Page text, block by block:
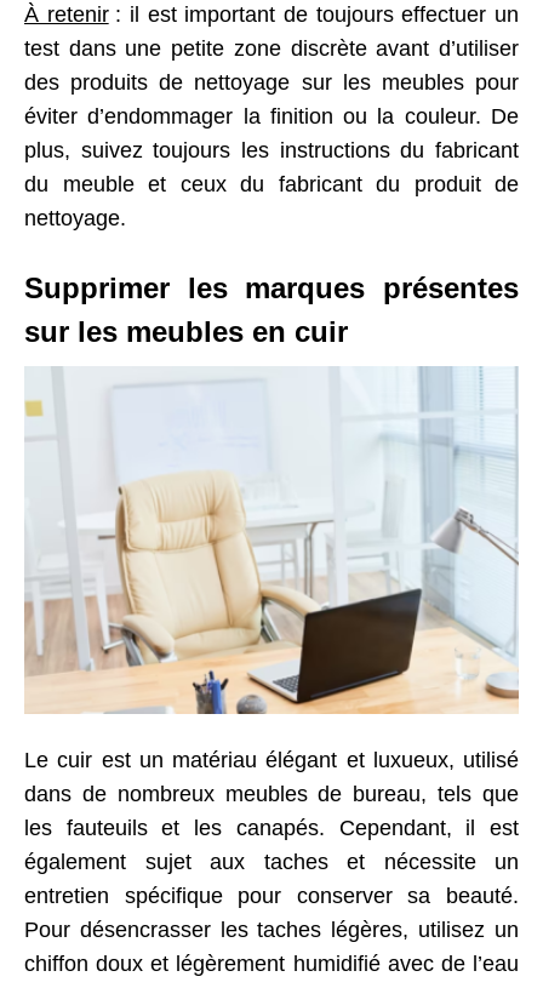
À retenir : il est important de toujours effectuer un
test dans une petite zone discrète avant d’utiliser
des produits de nettoyage sur les meubles pour
éviter d’endommager la finition ou la couleur. De
plus, suivez toujours les instructions du fabricant
du meuble et ceux du fabricantdu produit de
nettoyage.
Supprimer les marques présentes
sur les meubles en cuir
Le cuir est un matériau élégant et luxueux, utilisé
dans de nombreux meubles de bureau, tels que
les fauteuils et les canapés. Cependant, il est
également sujet aux taches et nécessite un
entretien spécifique pour conserver sa beauté.
Pour désencrasser les taches légères, utilisez un
chiffon doux et légèrement humidifié avec de l’eau